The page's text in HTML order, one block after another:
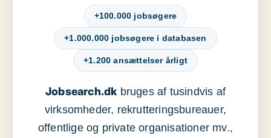
+100.000 jobsøgere
+1.000.000 jobsøgere i databasen
+1.200 ansættelser årligt
Jobsearch.dkbruges af tusindvis af
virksomheder, rekrutteringsbureauer,
offentlige og private organisationer mv.,